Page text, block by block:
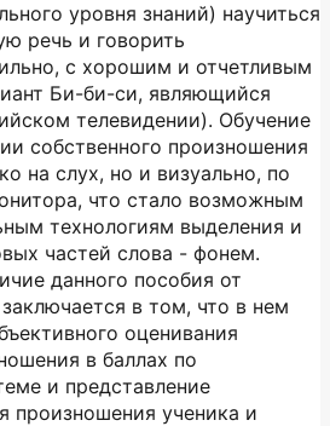
уровня знаний) научиться
речь и говорить
с хорошим и отчетливым
Би-би-си, являющийся
телевидении). Обучение
собственного произношения
на слух, но и визуально, по
что стало возможным
технологиям выделения и
частей слова - фонем.
данного пособия от
в том, что в нем
оценивания
в баллах по
и представление
произношения ученика и